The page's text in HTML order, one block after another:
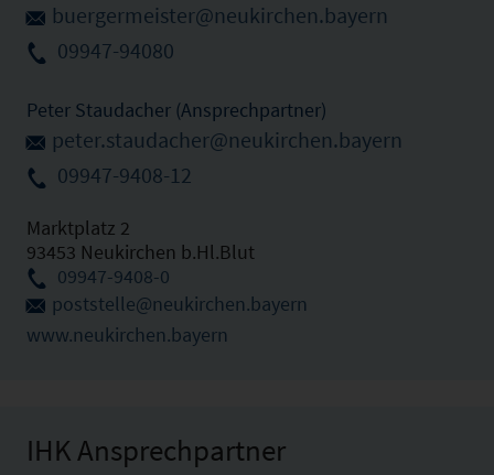
buergermeister@neukirchen.bayern
09947-94080
Peter Staudacher (Ansprechpartner)
peter.staudacher@neukirchen.bayern
09947-9408-12
Marktplatz 2
93453 Neukirchen b.Hl.Blut
09947-9408-0
poststelle@neukirchen.bayern
www.neukirchen.bayern
IHK Ansprechpartner